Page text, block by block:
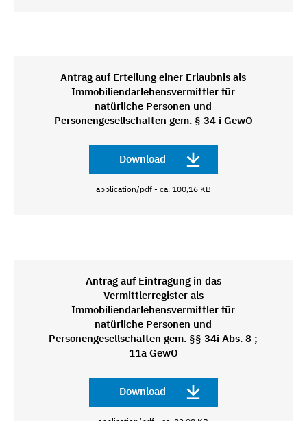
Antrag auf Erteilung einer Erlaubnis als
Immobiliendarlehensvermittler für
natürliche Personen und
Personengesellschaften gem. § 34 i GewO
Download
application/pdf - ca. 100,16 KB
Antrag auf Eintragung in das
Vermittlerregister als
Immobiliendarlehensvermittler für
natürliche Personen und
Personengesellschaften gem. §§ 34i Abs. 8 ;
11a GewO
Download